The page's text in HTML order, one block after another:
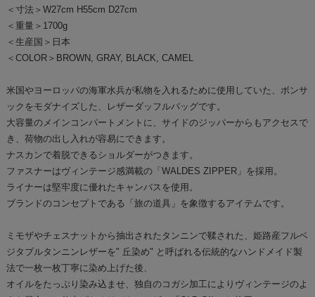
＜寸法＞W27cm H55cm D27cm
＜重量＞1700g
＜生産国＞日本
＜COLOR＞BROWN, GRAY, BLACK, CAMEL
米国やヨーロッパの海軍水兵が私物を入れるために使用していた、ボンサ
ックをモダナイズした、レザーダッフルバッグです。
大容量のメインコンパートメントに、サイドのジッパーからもアクセスで
き、荷物の出し入れが容易にできます。
ナスカンで着脱できるショルダーがつきます。
ファスナーはヴィンテージ感満載の「WALDES ZIPPER」を採用。
ライナーは堅牢度に優れたキャンバスを使用。
ブランドのコンセプトである「旅の道具」を象徴するアイテムです。
ミモザやチェスナットから抽出されたタンニンで鞣された、姫路産フルベ
ジタブルタンニンレザーを" 丘染め" と呼ばれる伝統的なハンドメイド製
法で一枚一枚丁寧に染め上げた後、
オイルをたっぷり染み込ませ、独自のコガシ加工によりヴィンテージのよ